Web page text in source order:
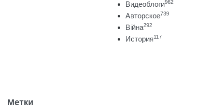
Видеоблоги962
Авторское739
Війна292
История117
Метки